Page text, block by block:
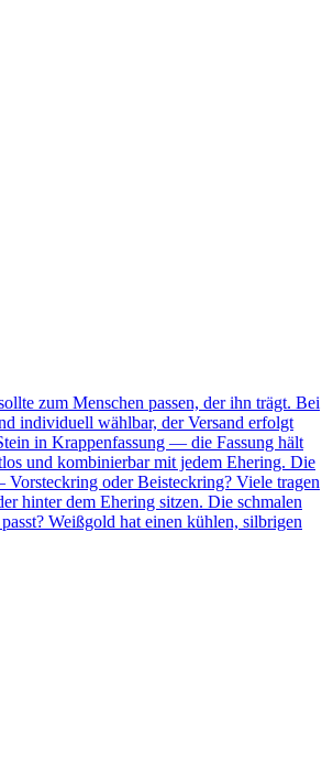
zum Menschen passen, der ihn trägt. Bei
individuell wählbar, der Versand erfolgt
in Krappenfassung — die Fassung hält
und kombinierbar mit jedem Ehering. Die
oder Beisteckring? Viele tragen
hinter dem Ehering sitzen. Die schmalen
Weißgold hat einen kühlen, silbrigen